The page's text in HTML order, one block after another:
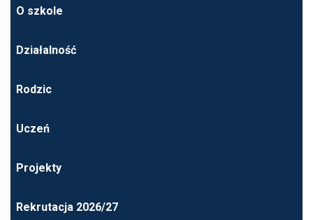
O szkole
Działalność
Rodzic
Uczeń
Projekty
Rekrutacja 2026/27